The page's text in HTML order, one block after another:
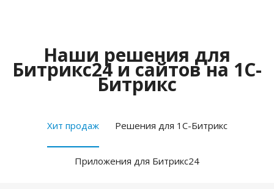
Наши решения для
Битрикс24 и сайтов на 1С-
Битрикс
Хит продаж Решения для 1С-Битрикс
Приложения для Битрикс24